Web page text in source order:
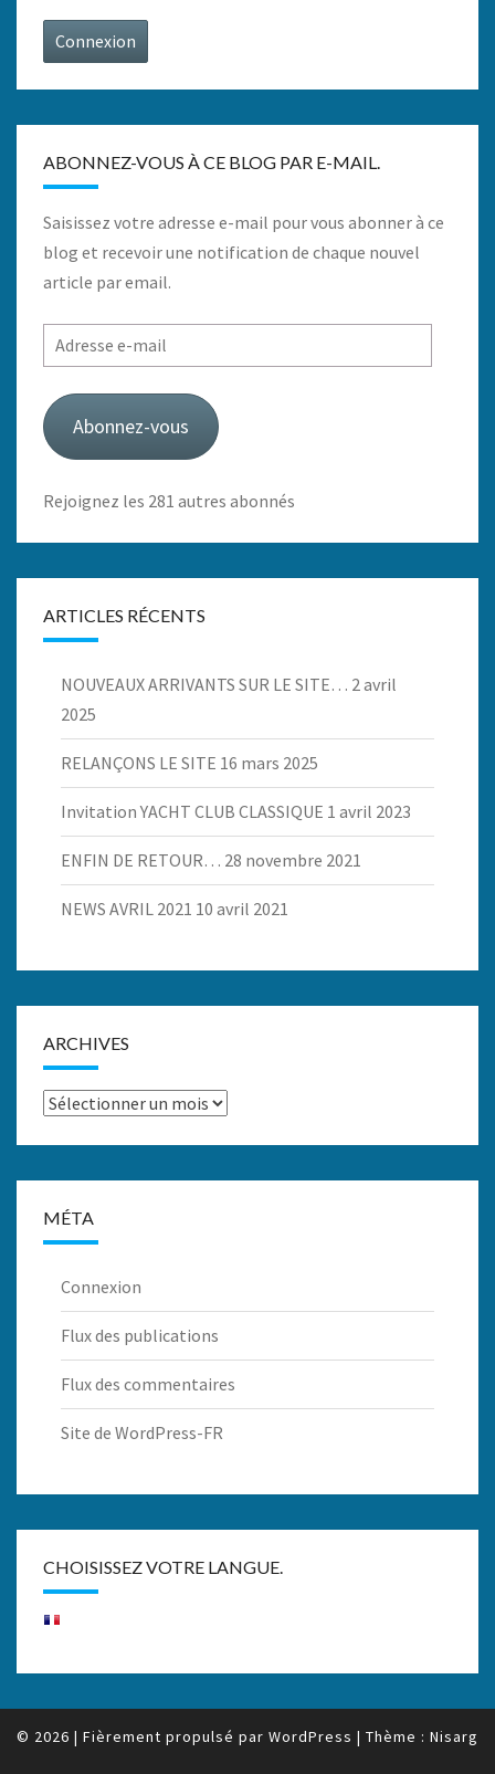
Connexion
ABONNEZ-VOUS À CE BLOG PAR E-MAIL.
Saisissez votre adresse e-mail pour vous abonner à ce
blog et recevoir une notification de chaque nouvel
article par email.
Adresse
e-
mail
Abonnez-vous
Rejoignez les 281 autres abonnés
ARTICLES RÉCENTS
NOUVEAUX ARRIVANTS SUR LE SITE… 2 avril
2025
RELANÇONS LE SITE 16 mars 2025
Invitation YACHT CLUB CLASSIQUE 1 avril 2023
ENFIN DE RETOUR… 28 novembre 2021
NEWS AVRIL 2021 10 avril 2021
ARCHIVES
Archives
MÉTA
Connexion
Flux des publications
Flux des commentaires
Site de WordPress-FR
CHOISISSEZ VOTRE LANGUE.
© 2026 | Fièrement propulsé par WordPress | Thème : Nisarg